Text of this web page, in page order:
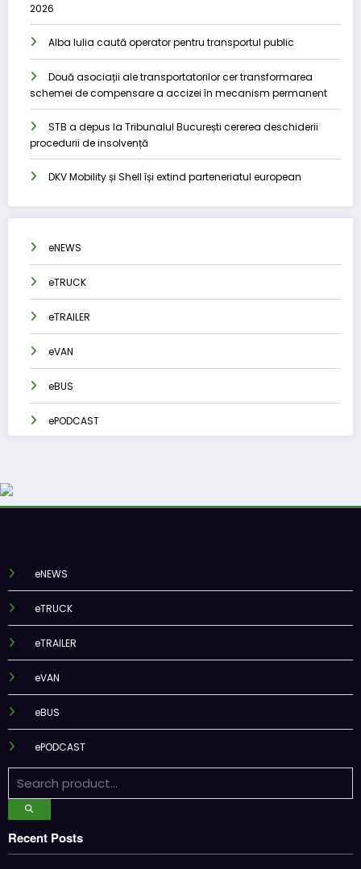
2026
Alba Iulia caută operator pentru transportul public
Două asociații ale transportatorilor cer transformarea
schemei de compensare a accizei în mecanism permanent
STB a depus la Tribunalul București cererea deschiderii
procedurii de insolvență
DKV Mobility și Shell își extind parteneriatul european
eNEWS
eTRUCK
eTRAILER
eVAN
eBUS
ePODCAST
eNEWS
eTRUCK
eTRAILER
eVAN
eBUS
ePODCAST
Recent Posts